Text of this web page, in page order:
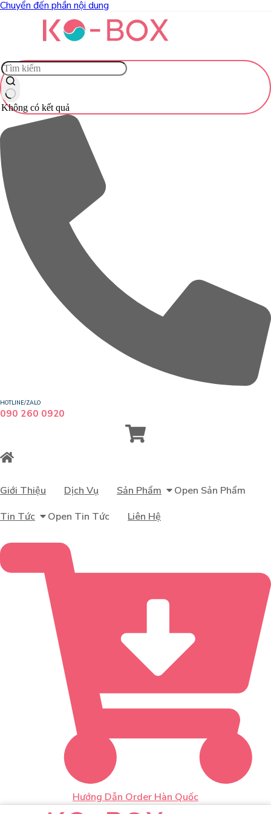
Chuyển đến phần nội dung
Không có kết quả
HOTLINE/ZALO
090 260 0920
Giới Thiệu Dịch Vụ Sản Phẩm
Open Sản Phẩm
Tin Tức
Open Tin Tức Liên Hệ
Hướng Dẫn Order Hàn Quốc